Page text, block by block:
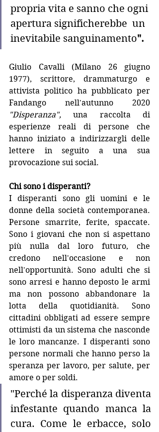
propria vita e sanno che ogni
apertura significherebbe  un
inevitabile sanguinamento".
Giulio Cavalli (Milano 26 giugno
1977), scrittore, drammaturgo e
attivista politico ha pubblicato per
"Disperanza", una raccolta di
esperienze reali di persone che
hanno iniziato a indirizzargli delle
lettere in seguito a una sua
provocazione sui social.
Chi sono i disperanti?
I disperanti sono gli uomini e le
donne della società contemporanea.
Persone smarrite, ferite, spaccate.
Sono i giovani che non si aspettano
più nulla dal loro futuro, che
credono nell'occasione e non
nell'opportunità. Sono adulti che si
sono arresi e hanno deposto le armi
ma non possono abbandonare la
lotta della quotidianità. Sono
cittadini obbligati ad essere sempre
ottimisti da un sistema che nasconde
le loro mancanze. I disperanti sono
persone normali che hanno perso la
speranza per lavoro, per salute, per
amore o per soldi.
"Perché la disperanza diventa
infestante quando manca la
cura. Come le erbacce, solo